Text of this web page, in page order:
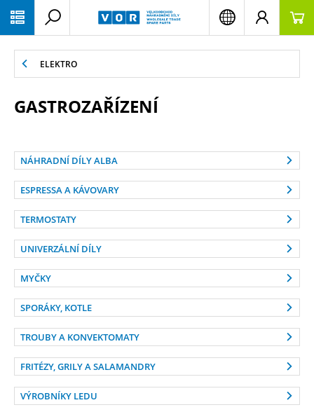
ELEKTRO
GASTROZAŘÍZENÍ
NÁHRADNÍ DÍLY ALBA
ESPRESSA A KÁVOVARY
TERMOSTATY
UNIVERZÁLNÍ DÍLY
MYČKY
SPORÁKY, KOTLE
TROUBY A KONVEKTOMATY
FRITÉZY, GRILY A SALAMANDRY
VÝROBNÍKY LEDU